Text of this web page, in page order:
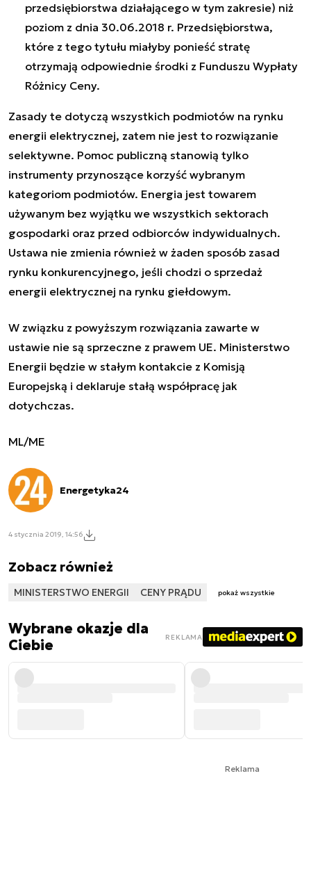
przedsiębiorstwa działającego w tym zakresie) niż
poziom z dnia 30.06.2018 r. Przedsiębiorstwa,
które z tego tytułu miałyby ponieść stratę
otrzymają odpowiednie środki z Funduszu Wypłaty
Różnicy Ceny.
Zasady te dotyczą wszystkich podmiotów na rynku
energii elektrycznej, zatem nie jest to rozwiązanie
selektywne. Pomoc publiczną stanowią tylko
instrumenty przynoszące korzyść wybranym
kategoriom podmiotów. Energia jest towarem
używanym bez wyjątku we wszystkich sektorach
gospodarki oraz przed odbiorców indywidualnych.
Ustawa nie zmienia również w żaden sposób zasad
rynku konkurencyjnego, jeśli chodzi o sprzedaż
energii elektrycznej na rynku giełdowym.
W związku z powyższym rozwiązania zawarte w
ustawie nie są sprzeczne z prawem UE. Ministerstwo
Energii będzie w stałym kontakcie z Komisją
Europejską i deklaruje stałą współpracę jak
dotychczas.
ML/ME
Energetyka24
4 stycznia 2019, 14:56
Zobacz również
MINISTERSTWO ENERGII CENY PRĄDU pokaż wszystkie
Wybrane okazje dla
Ciebie
REKLAMA
Reklama